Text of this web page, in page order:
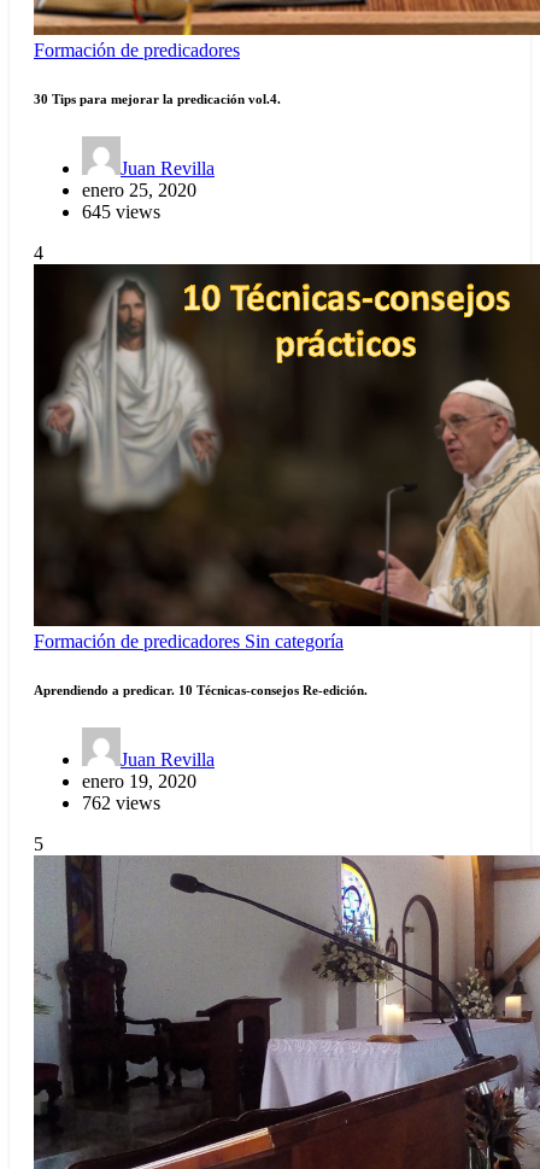
Formación de predicadores
30 Tips para mejorar la predicación vol.4.
Juan Revilla
enero 25, 2020
645 views
4
Formación de predicadores Sin categoría
Aprendiendo a predicar. 10 Técnicas-consejos Re-edición.
Juan Revilla
enero 19, 2020
762 views
5